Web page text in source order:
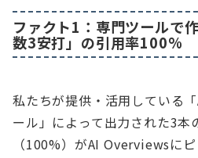
ファクト1：専門ツールで
数3安打」の引用率100%
私たちが提供・活用している
ール」によって出力された3本
（100%）がAI Overviewsに